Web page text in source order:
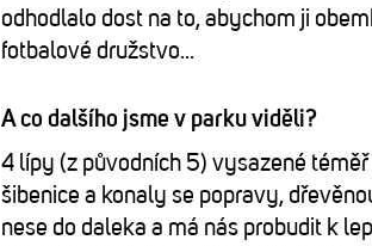
odhodlalo dost na to, abychom ji
fotbalové družstvo…
A co dalšího jsme v parku viděli?
4 lípy (z původních 5) vysazené
šibenice a konaly se popravy,
nese do daleka a má nás probudit k